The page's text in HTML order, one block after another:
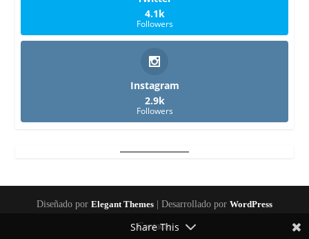
4.1k
Followers
Instagram
2.9k
Followers
Diseñado por Elegant Themes | Desarrollado por WordPress
Contacto
Share This